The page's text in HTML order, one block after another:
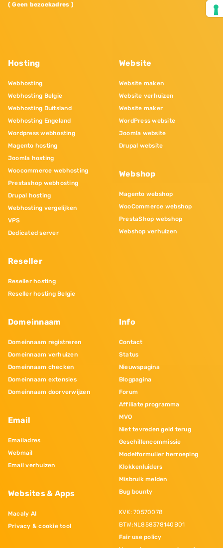
( Geen bezoekadres )
Hosting
Webhosting
Webhosting Belgie
Webhosting Duitsland
Webhosting Engeland
Wordpress webhosting
Magento hosting
Joomla hosting
Woocommerce webhosting
Prestashop webhosting
Drupal hosting
Webhosting vergelijken
VPS
Dedicated server
Reseller
Reseller hosting
Reseller hosting Belgie
Website
Website maken
Website verhuizen
Website maker
WordPress website
Joomla website
Drupal website
Webshop
Magento webshop
WooCommerce webshop
PrestaShop webshop
Webshop verhuizen
Domeinnaam
Domeinnaam registreren
Domeinnaam verhuizen
Domeinnaam checken
Domeinnaam extensies
Domeinnaam doorverwijzen
Email
Emailadres
Webmail
Email verhuizen
Websites & Apps
Macaly AI
Privacy & cookie tool
Info
Contact
Status
Nieuwspagina
Blogpagina
Forum
Affiliate programma
MVO
Niet tevreden geld terug
Geschillencommissie
Modelformulier herroeping
Klokkenluiders
Misbruik melden
Bug bounty
KVK: 70570078
BTW:NL858378140B01
Fair use policy